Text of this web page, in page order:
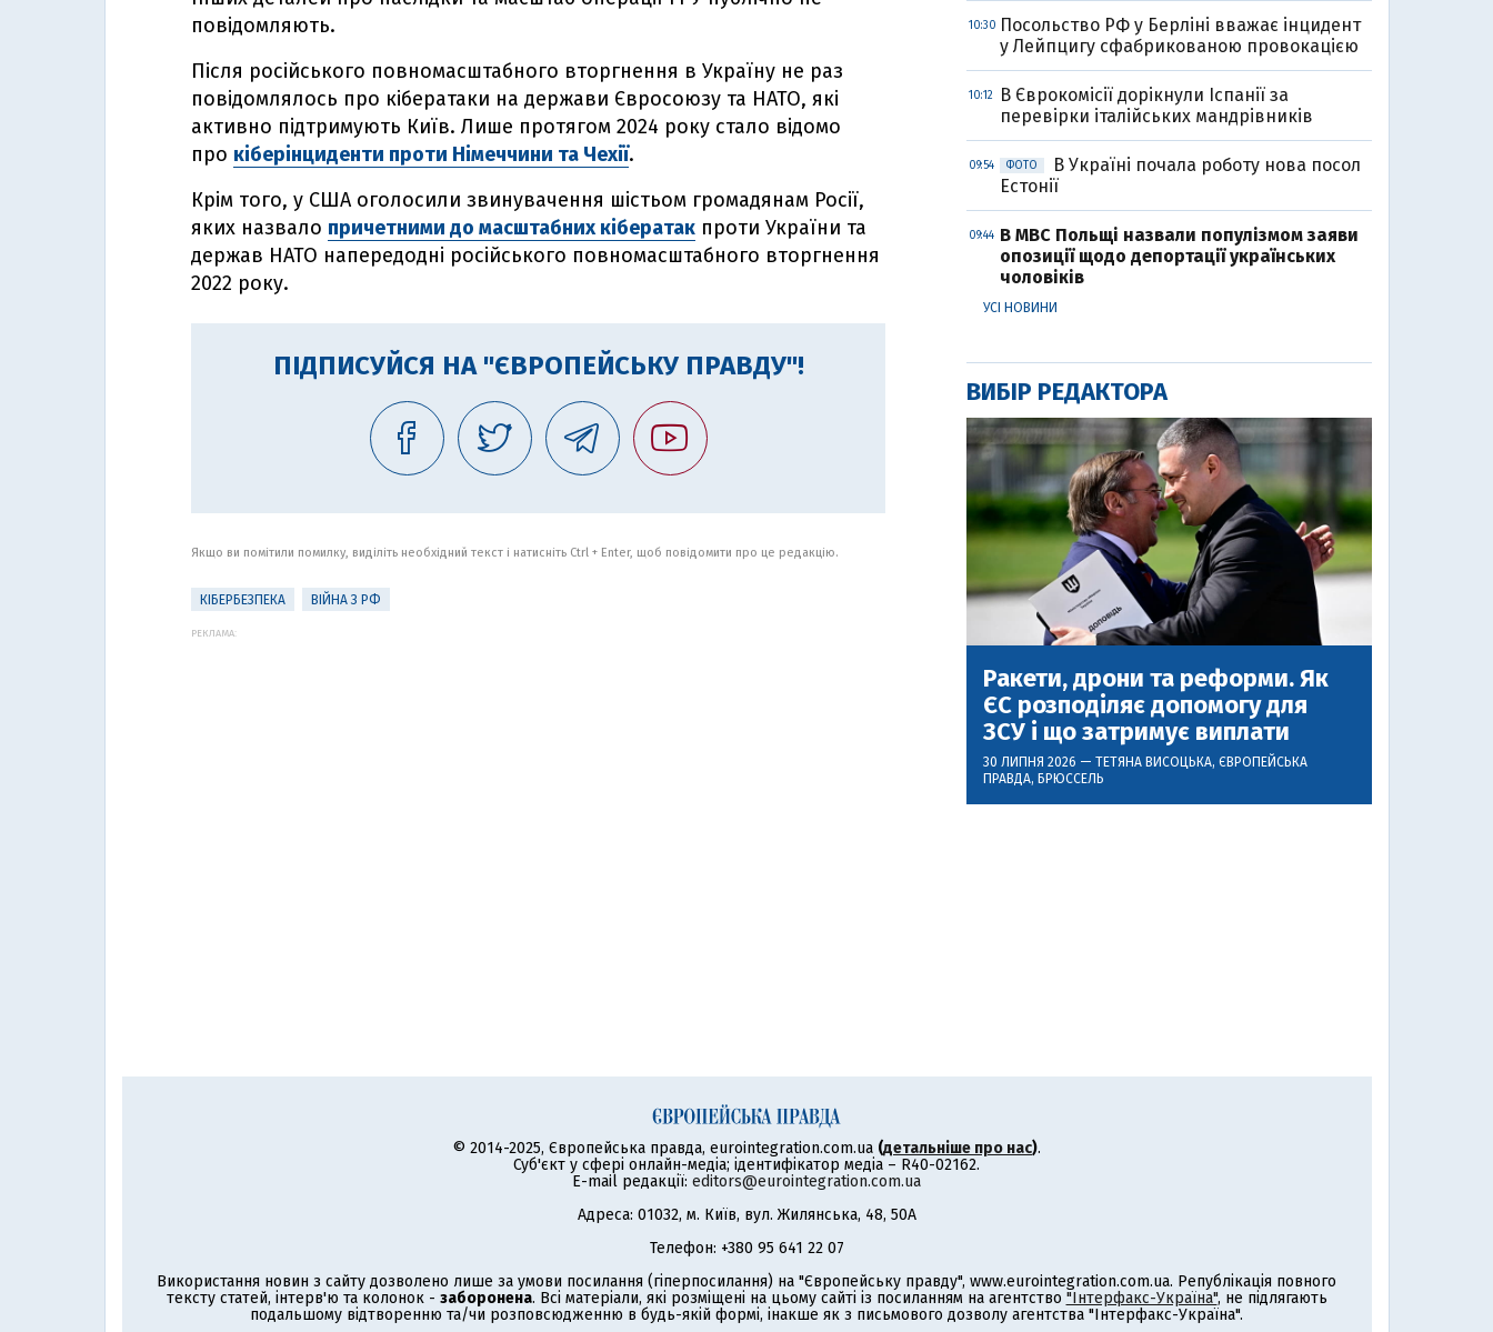
повідомляють.
Після російського повномасштабного вторгнення в Україну не раз
повідомлялось про кібератаки на держави Євросоюзу та НАТО, які
активно підтримують Київ. Лише протягом 2024 року стало відомо
про кіберінциденти проти Німеччини та Чехії.
Крім того, у США оголосили звинувачення шістьом громадянам Росії,
яких назвало причетними до масштабних кібератак проти України та
держав НАТО напередодні російського повномасштабного вторгнення
2022 року.
ПІДПИСУЙСЯ НА "ЄВРОПЕЙСЬКУ ПРАВДУ"!
Якщо ви помітили помилку, виділіть необхідний текст і натисніть Ctrl + Enter, щоб повідомити про це редакцію.
КІБЕРБЕЗПЕКА ВІЙНА З РФ
РЕКЛАМА:
10:30 Посольство РФ у Берліні вважає інцидент
у Лейпцигу сфабрикованою провокацією
10:12
В Єврокомісії дорікнули Іспанії за
перевірки італійських мандрівників
09:54 ФОТО
В Україні почала роботу нова посол
Естонії
09:44 В МВС Польщі назвали популізмом заяви
опозиції щодо депортації українських
чоловіків
УСІ НОВИНИ
ВИБІР РЕДАКТОРА
Ракети, дрони та реформи. Як
ЄС розподіляє допомогу для
ЗСУ і що затримує виплати
30 ЛИПНЯ 2026 — ТЕТЯНА ВИСОЦЬКА, ЄВРОПЕЙСЬКА
ПРАВДА, БРЮССЕЛЬ
© 2014-2025, Європейська правда, eurointegration.com.ua (детальніше про нас).
Суб'єкт у сфері онлайн-медіа; ідентифікатор медіа – R40-02162.
E-mail редакції: editors@eurointegration.com.ua
Адреса: 01032, м. Київ, вул. Жилянська, 48, 50А
Телефон: +380 95 641 22 07
Використання новин з сайту дозволено лише за умови посилання (гіперпосилання) на "Європейську правду", www.eurointegration.com.ua. Републікація повного
тексту статей, інтерв'ю та колонок - заборонена. Всі матеріали, які розміщені на цьому сайті із посиланням на агентство "Інтерфакс-Україна", не підлягають
подальшому відтворенню та/чи розповсюдженню в будь-якій формі, інакше як з письмового дозволу агентства "Інтерфакс-Україна".